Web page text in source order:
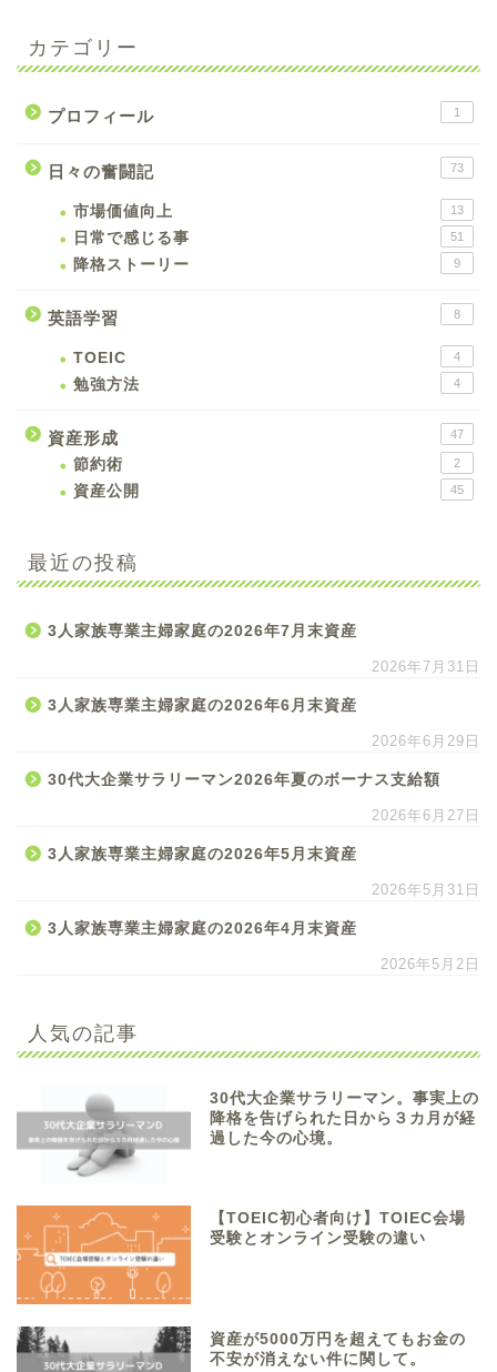
カテゴリー
プロフィール 1
日々の奮闘記 73
市場価値向上 13
日常で感じる事 51
降格ストーリー 9
英語学習 8
TOEIC 4
勉強方法 4
資産形成 47
節約術 2
資産公開 45
最近の投稿
3人家族専業主婦家庭の2026年7月末資産
2026年7月31日
3人家族専業主婦家庭の2026年6月末資産
2026年6月29日
30代大企業サラリーマン2026年夏のボーナス支給額
2026年6月27日
3人家族専業主婦家庭の2026年5月末資産
2026年5月31日
3人家族専業主婦家庭の2026年4月末資産
2026年5月2日
人気の記事
30代大企業サラリーマン。事実上の
降格を告げられた日から３カ月が経
過した今の心境。
【TOEIC初心者向け】TOIEC会場
受験とオンライン受験の違い
資産が5000万円を超えてもお金の
不安が消えない件に関して。